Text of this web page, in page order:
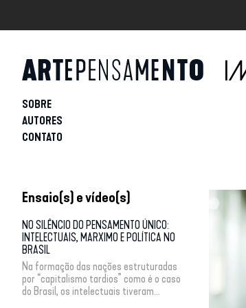
SOBRE
AUTORES
CONTATO
Ensaio(s) e vídeo(s)
NO SILÊNCIO DO PENSAMENTO ÚNICO:
INTELECTUAIS, MARXIMO E POLÍTICA NO
BRASIL
Na formação das nações estruturadas
por “capitalismo tardios” como é o caso
do Brasil, os intelectuais tiveram...